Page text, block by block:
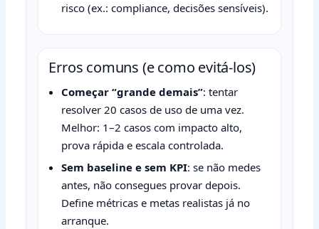
risco (ex.: compliance, decisões sensíveis).
Erros comuns (e como evitá-los)
Começar “grande demais”: tentar
resolver 20 casos de uso de uma vez.
Melhor: 1–2 casos com impacto alto,
prova rápida e escala controlada.
Sem baseline e sem KPI: se não medes
antes, não consegues provar depois.
Define métricas e metas realistas já no
arranque.